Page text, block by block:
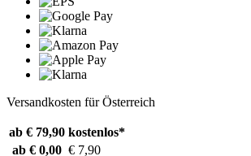
Versandkosten für Österreich
ab € 79,90 kostenlos*
ab € 0,00 € 7,90